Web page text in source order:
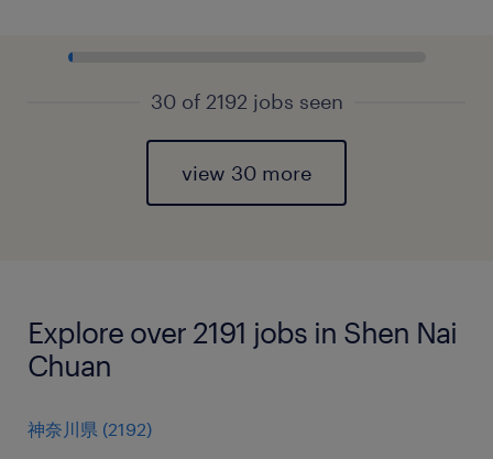
30 of 2192 jobs seen
view 30 more
Explore over 2191 jobs in Shen Nai
Chuan
神奈川県 (2192)